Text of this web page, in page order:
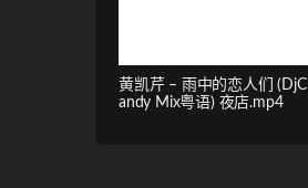
黄凯芹 – 雨中的恋人们 (DjC
andy Mix粤语) 夜店.mp4